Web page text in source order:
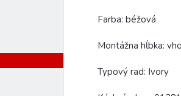
Farba: béžová
Montážna hĺbka:
Typový rad: Ivory